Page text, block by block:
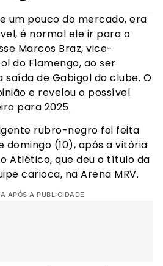
um pouco do mercado, era
é normal ele ir para o
Marcos Braz, vice-
do Flamengo, ao ser
saída de Gabigol do clube. O
e revelou o possível
para 2025.
rubro-negro foi feita
domingo (10), após a vitória
Atlético, que deu o título da
carioca, na Arena MRV.
APÓS A PUBLICIDADE